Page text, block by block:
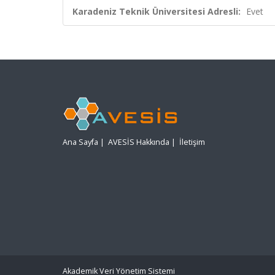
Karadeniz Teknik Üniversitesi Adresli: Evet
Ana Sayfa | AVESİS Hakkında | İletişim
Akademik Veri Yönetim Sistemi